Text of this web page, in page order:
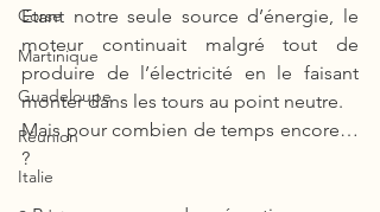
Corse
Martinique
Guadeloupe
Réunion
Italie
Etant notre seule source d’énergie, le
moteur continuait malgré tout de
produire de l’électricité en le faisant
monter dans les tours au point neutre.
Mais pour combien de temps encore…
?